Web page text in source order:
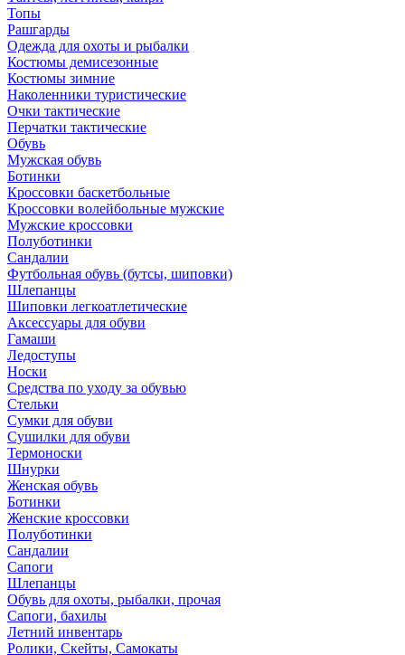
Топы
Рашгарды
Одежда для охоты и рыбалки
Костюмы демисезонные
Костюмы зимние
Наколенники туристические
Очки тактические
Перчатки тактические
Обувь
Мужская обувь
Ботинки
Кроссовки баскетбольные
Кроссовки волейбольные мужские
Мужские кроссовки
Полуботинки
Сандалии
Футбольная обувь (бутсы, шиповки)
Шлепанцы
Шиповки легкоатлетические
Аксессуары для обуви
Гамаши
Ледоступы
Носки
Средства по уходу за обувью
Стельки
Сумки для обуви
Сушилки для обуви
Термоноски
Шнурки
Женская обувь
Ботинки
Женские кроссовки
Полуботинки
Сандалии
Сапоги
Шлепанцы
Обувь для охоты, рыбалки, прочая
Сапоги, бахилы
Летний инвентарь
Ролики, Скейты, Самокаты